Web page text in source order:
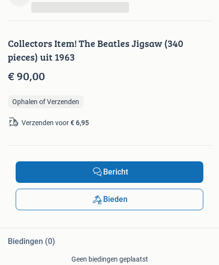
Collectors Item! The Beatles Jigsaw (340
pieces) uit 1963
€ 90,00
Ophalen of Verzenden
Verzenden voor€ 6,95
Bericht
Bieden
Biedingen (0)
Geen biedingen geplaatst